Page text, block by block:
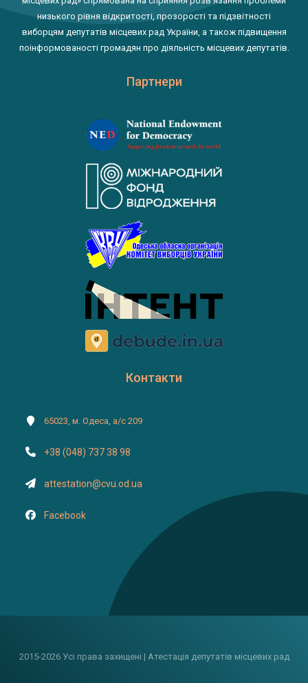
низького рівня відкритості, прозорості та підзвітності
виборцям депутатів місцевих рад України, а також підвищення
поінформованості громадян про діяльність місцевих депутатів.
Партнери
Контакти
65023, м. Одеса, а/с 209
+38 (048) 737 38 98
attestation@cvu.od.ua
Facebook
2015-2026 Усі права захищені | Атестація депутатів місцевих рад